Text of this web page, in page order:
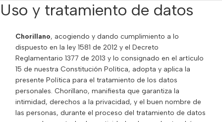
Uso y tratamiento de datos
Chorillano, acogiendo y dando cumplimiento a lo
dispuesto en la ley 1581 de 2012 y el Decreto
Reglamentario 1377 de 2013 y lo consignado en el artículo
15 de nuestra Constitución Política, adopta y aplica la
presente Política para el tratamiento de los datos
personales. Chorillano, manifiesta que garantiza la
intimidad, derechos a la privacidad, y el buen nombre de
las personas, durante el proceso del tratamiento de datos